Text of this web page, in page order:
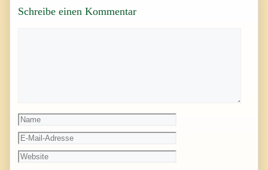
Schreibe einen Kommentar
Name
E-
Mail-
Website